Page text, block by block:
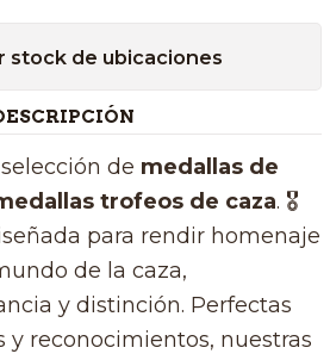
stock de ubicaciones
de medallas de
trofeos de caza. 🎖️
para rendir homenaje
de la caza,
y distinción. Perfectas
y reconocimientos, nuestras